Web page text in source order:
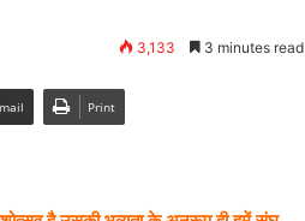
3,133 3 minutes read
Print